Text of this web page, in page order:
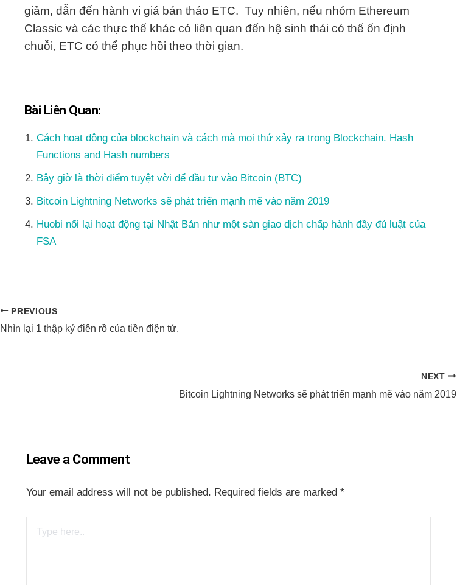
giảm, dẫn đến hành vi giá bán tháo ETC. Tuy nhiên, nếu nhóm Ethereum
Classic và các thực thể khác có liên quan đến hệ sinh thái có thể ổn định
chuỗi, ETC có thể phục hồi theo thời gian.
Bài Liên Quan:
Cách hoạt động của blockchain và cách mà mọi thứ xảy ra trong Blockchain. Hash
Functions and Hash numbers
Bây giờ là thời điểm tuyệt vời để đầu tư vào Bitcoin (BTC)
Bitcoin Lightning Networks sẽ phát triển mạnh mẽ vào năm 2019
Huobi nối lại hoạt động tại Nhật Bản như một sàn giao dịch chấp hành đầy đủ luật của
FSA
PREVIOUS
Nhìn lại 1 thập kỷ điên rồ của tiền điện tử.
NEXT
Bitcoin Lightning Networks sẽ phát triển mạnh mẽ vào năm 2019
Leave a Comment
Your email address will not be published. Required fields are marked *
here..